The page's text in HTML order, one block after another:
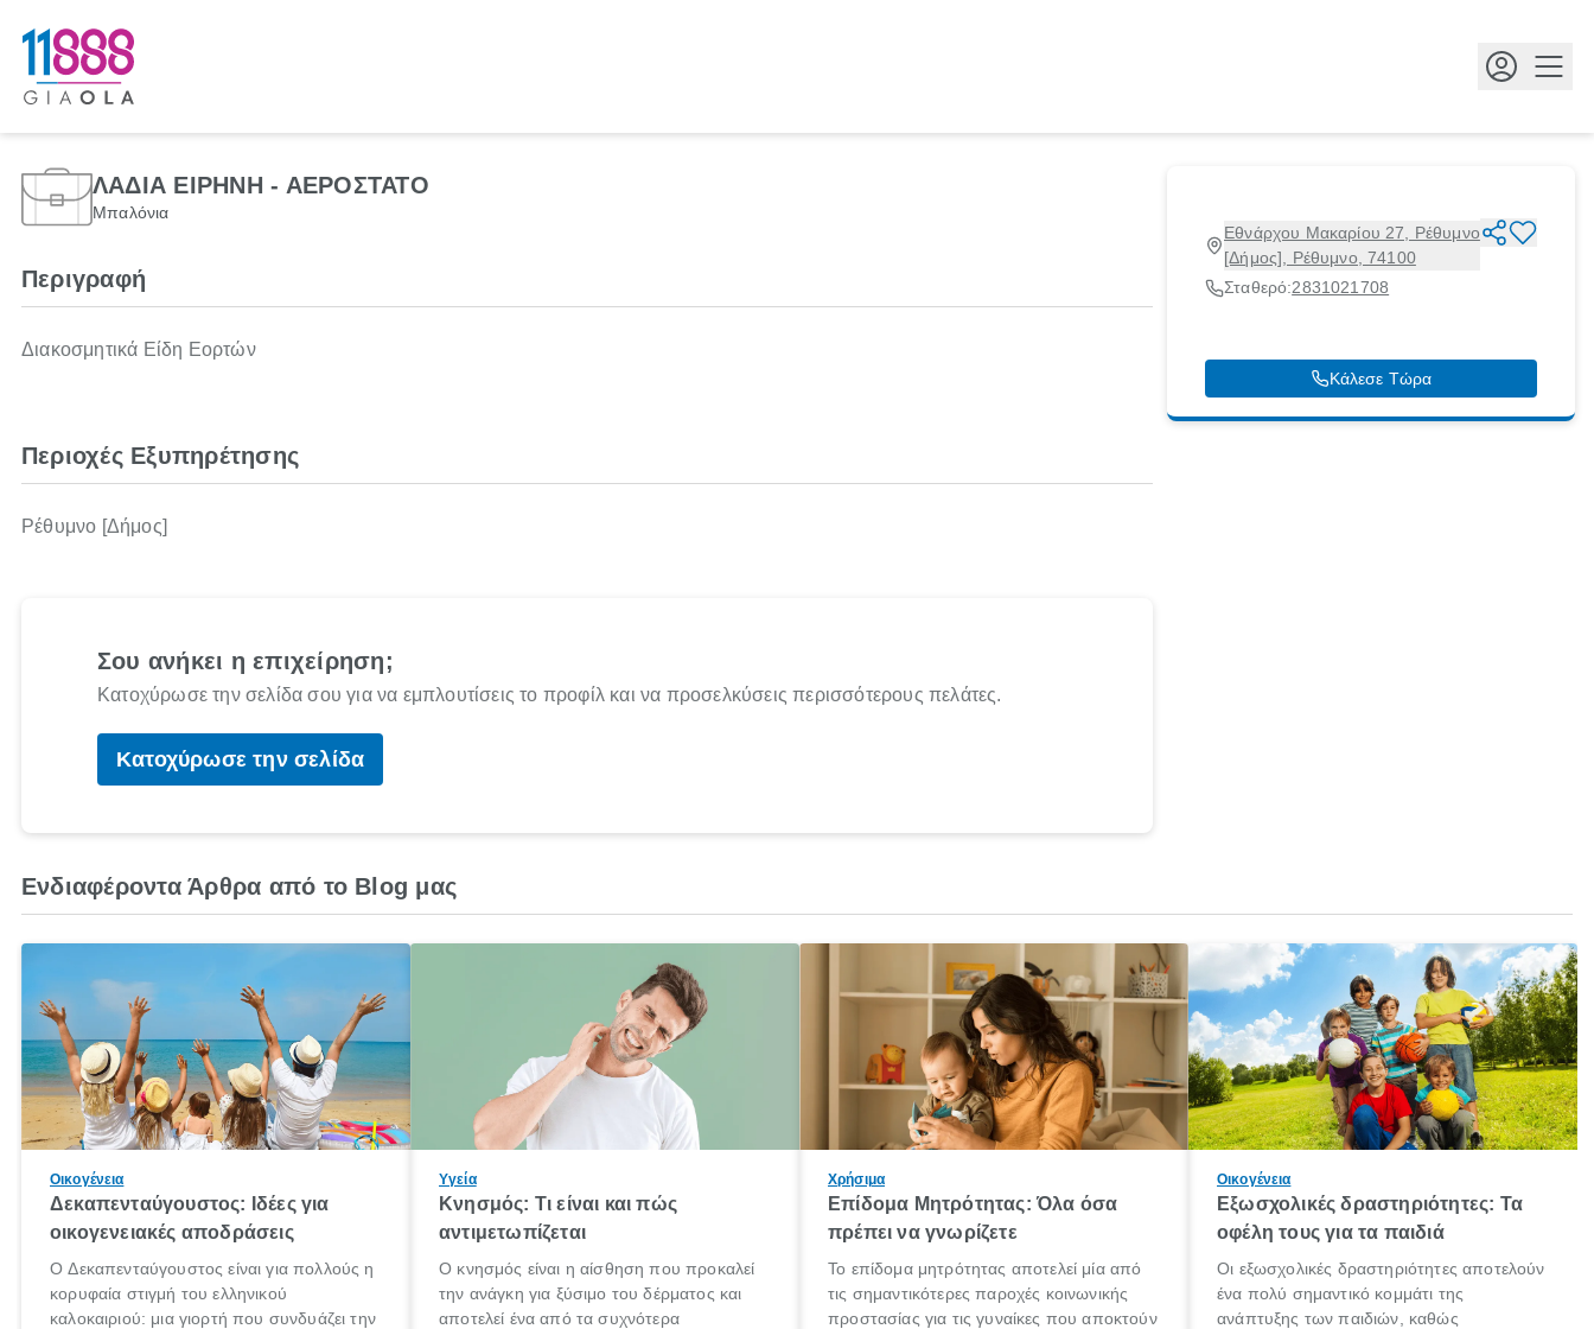
ΛΑΔΙΑ ΕΙΡΗΝΗ - ΑΕΡΟΣΤΑΤΟ
Μπαλόνια
Εθνάρχου Μακαρίου 27, Ρέθυμνο
[Δήμος], Ρέθυμνο, 74100
Σταθερό:2831021708
Κάλεσε Τώρα
Περιγραφή
Διακοσμητικά Είδη Εορτών
Περιοχές Εξυπηρέτησης
Ρέθυμνο [Δήμος]
Σου ανήκει η επιχείρηση;
Κατοχύρωσε την σελίδα σου για να εμπλουτίσεις το προφίλ και να προσελκύσεις περισσότερους πελάτες.
Κατοχύρωσε την σελίδα
Ενδιαφέροντα Άρθρα από το Blog μας
Οικογένεια
Δεκαπενταύγουστος: Ιδέες για
οικογενειακές αποδράσεις
Ο Δεκαπενταύγουστος είναι για πολλούς η
κορυφαία στιγμή του ελληνικού
καλοκαιριού: μια γιορτή που συνδυάζει την
Υγεία
Κνησμός: Τι είναι και πώς
αντιμετωπίζεται
Ο κνησμός είναι η αίσθηση που προκαλεί
την ανάγκη για ξύσιμο του δέρματος και
αποτελεί ένα από τα συχνότερα
Χρήσιμα
Επίδομα Μητρότητας: Όλα όσα
πρέπει να γνωρίζετε
Το επίδομα μητρότητας αποτελεί μία από
τις σημαντικότερες παροχές κοινωνικής
προστασίας για τις γυναίκες που αποκτούν
Οικογένεια
Εξωσχολικές δραστηριότητες: Τα
οφέλη τους για τα παιδιά
Οι εξωσχολικές δραστηριότητες αποτελούν
ένα πολύ σημαντικό κομμάτι της
ανάπτυξης των παιδιών, καθώς